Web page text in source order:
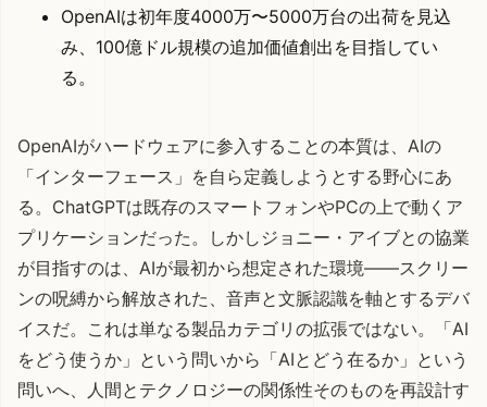
OpenAIは初年度4000万〜5000万台の出荷を見込
み、100億ドル規模の追加価値創出を目指してい
る。
OpenAIがハードウェアに参入することの本質は、AIの
「インターフェース」を自ら定義しようとする野心にあ
る。ChatGPTは既存のスマートフォンやPCの上で動くア
プリケーションだった。しかしジョニー・アイブとの協業
が目指すのは、AIが最初から想定された環境——スクリー
ンの呪縛から解放された、音声と文脈認識を軸とするデバ
イスだ。これは単なる製品カテゴリの拡張ではない。「AI
をどう使うか」という問いから「AIとどう在るか」という
問いへ、人間とテクノロジーの関係性そのものを再設計す